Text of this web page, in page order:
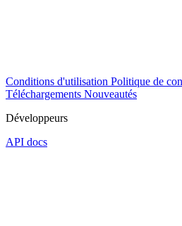
Conditions d'utilisation Politique de
Téléchargements Nouveautés
Développeurs
API docs